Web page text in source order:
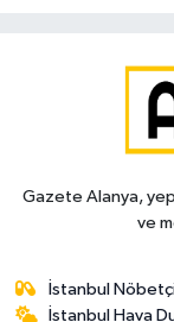
Gazete Alanya,
ve
İstanbul
İstanbul Hava